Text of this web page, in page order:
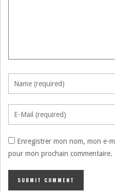
Enregistrer mon nom, mon e-
pour mon prochain commentaire.